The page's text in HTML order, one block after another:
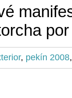
, pekín 2008